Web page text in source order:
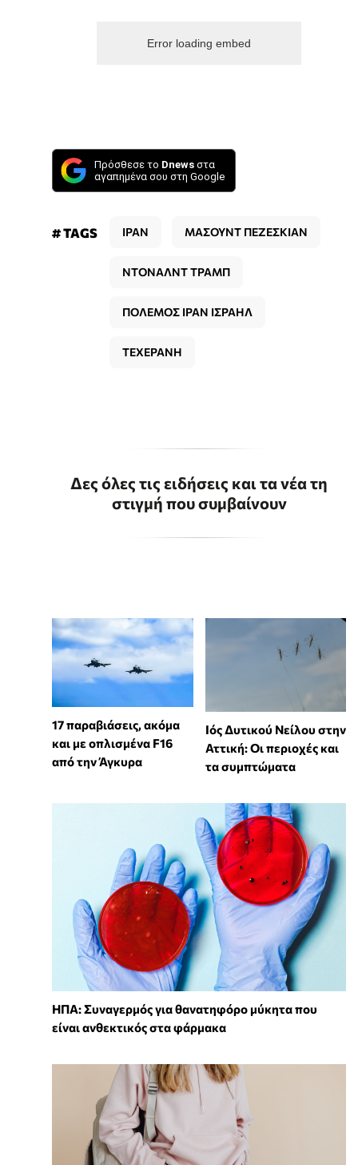
Error loading embed
Πρόσθεσε το Dnews στα
αγαπημένα σου στη Google
# TAGS ΙΡΑΝ ΜΑΣΟΥΝΤ ΠΕΖΕΣΚΙΑΝ
ΝΤΟΝΑΛΝΤ ΤΡΑΜΠ
ΠΟΛΕΜΟΣ ΙΡΑΝ ΙΣΡΑΗΛ
ΤΕΧΕΡΑΝΗ
Δες όλες τις ειδήσεις και τα νέα τη
στιγμή που συμβαίνουν
17 παραβιάσεις, ακόμα
και με οπλισμένα F16
από την Άγκυρα
Ιός Δυτικού Νείλου στην
Αττική: Οι περιοχές και
τα συμπτώματα
ΗΠΑ: Συναγερμός για θανατηφόρο μύκητα που
είναι ανθεκτικός στα φάρμακα